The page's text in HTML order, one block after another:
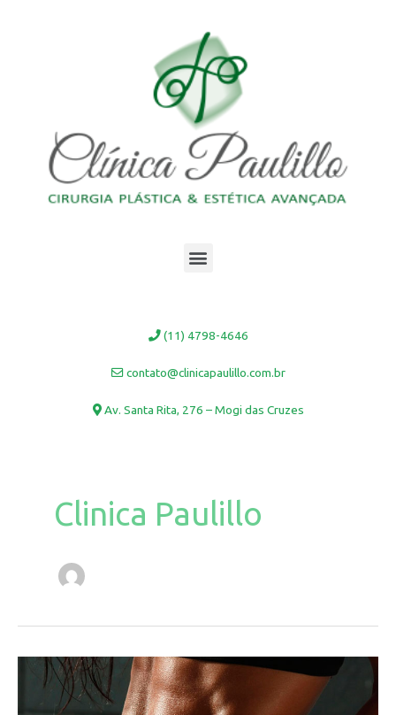
Menu
(11) 4798-4646
contato@clinicapaulillo.com.br
Av. Santa Rita, 276 – Mogi das Cruzes
Clinica Paulillo
Lipo